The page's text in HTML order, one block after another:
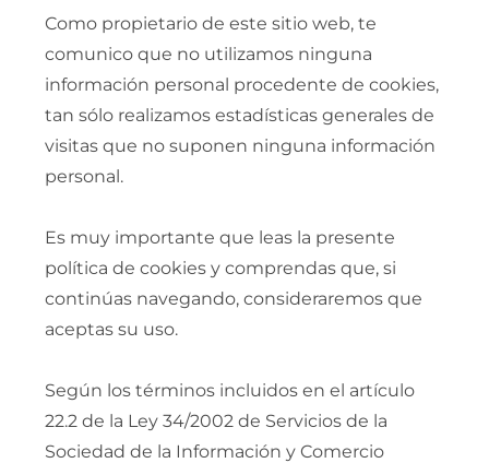
Como propietario de este sitio web, te
comunico que no utilizamos ninguna
información personal procedente de cookies,
tan sólo realizamos estadísticas generales de
visitas que no suponen ninguna información
personal.
Es muy importante que leas la presente
política de cookies y comprendas que, si
continúas navegando, consideraremos que
aceptas su uso.
Según los términos incluidos en el artículo
22.2 de la Ley 34/2002 de Servicios de la
Sociedad de la Información y Comercio